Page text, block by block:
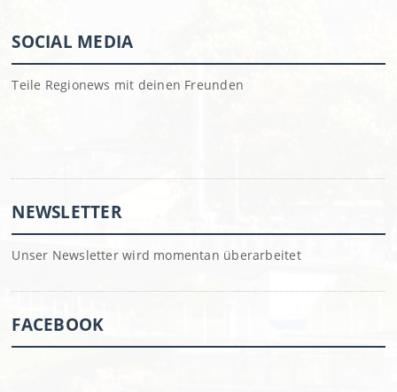
SOCIAL MEDIA
Teile Regionews mit deinen Freunden
NEWSLETTER
Unser Newsletter wird momentan überarbeitet
FACEBOOK